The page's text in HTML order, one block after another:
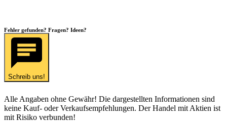
Fehler gefunden? Fragen? Ideen?
Schreib uns!
Alle Angaben ohne Gewähr! Die dargestellten Informationen sind
keine Kauf- oder Verkaufsempfehlungen. Der Handel mit Aktien ist
mit Risiko verbunden!